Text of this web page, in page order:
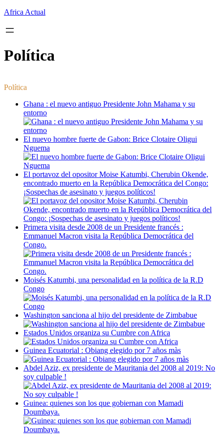
Saltar
contenido
Africa Actual
Política
Política
Ghana : el nuevo antiguo Presidente John Mahama y su
entorno
El nuevo hombre fuerte de Gabon: Brice Clotaire Oligui
Nguema
El portavoz del opositor Moise Katumbi, Cherubin Okende,
encontrado muerto en la República Democrática del Congo:
¡Sospechas de asesinato y juegos políticos!
Primera visita desde 2008 de un Presidente francés :
Emmanuel Macron visita la República Democrática del
Congo.
Moisés Katumbi, una personalidad en la política de la R.D
Congo
Washington sanciona al hijo del presidente de Zimbabue
Estados Unidos organiza su Cumbre con Africa
Guinea Ecuatorial : Obiang elegido por 7 años màs
Abdel Aziz, ex presidente de Mauritania del 2008 al 2019: No
soy culpable !
Guinea: quienes son los que gobiernan con Mamadi
Doumbaya.